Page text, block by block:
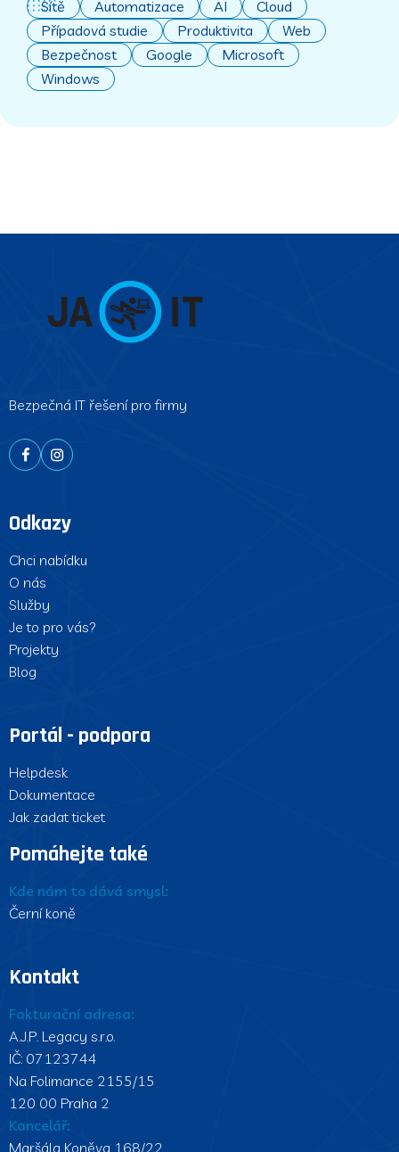
Sítě Automatizace AI
Cloud
Případová studie
Produktivita
Web
Bezpečnost
Google
Microsoft
Windows
Bezpečná IT řešení pro firmy
Odkazy
Chci nabídku
O nás
Služby
Je to pro vás?
Projekty
Blog
Portál - podpora
Helpdesk
Dokumentace
Jak zadat ticket
Pomáhejte také
Kde nám to dává smysl:
Černí koně
Kontakt
Fakturační adresa:
A.J.P. Legacy s.r.o.
IČ: 07123744
Na Folimance 2155/15
120 00 Praha 2
Kancelář:
Maršála Koněva 168/22